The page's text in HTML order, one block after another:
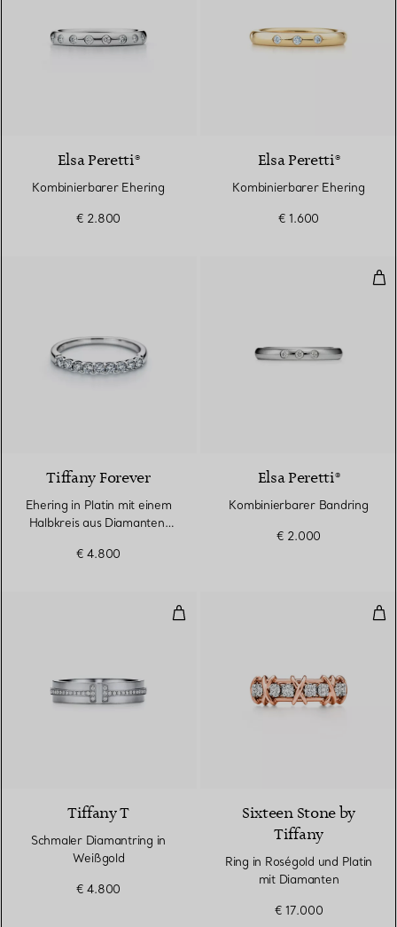
Elsa Peretti®
Kombinierbarer Ehering
€ 2.800
Elsa Peretti®
Kombinierbarer Ehering
€ 1.600
Tiffany Forever
Ehering in Platin mit einem
Halbkreis aus Diamanten,
€ 4.800
Elsa Peretti®
Kombinierbarer Bandring
€ 2.000
Schmaler Diamantring in
Tiffany T
Schmaler Diamantring in
Weißgold
€ 4.800
Sixteen Stone by
Tiffany
Ring in Roségold und Platin
mit Diamanten
€ 17.000